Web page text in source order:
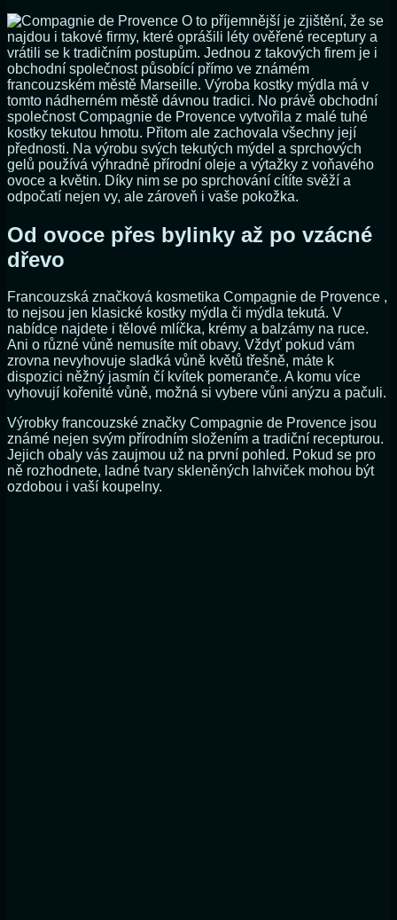
O to příjemnější je zjištění, že se
najdou i takové firmy, které oprášili léty ověřené receptury a
vrátili se k tradičním postupům. Jednou z takových firem je i
obchodní společnost působící přímo ve známém
francouzském městě Marseille. Výroba kostky mýdla má v
tomto nádherném městě dávnou tradici. No právě obchodní
společnost Compagnie de Provence vytvořila z malé tuhé
kostky tekutou hmotu. Přitom ale zachovala všechny její
přednosti. Na výrobu svých tekutých mýdel a sprchových
gelů používá výhradně přírodní oleje a výtažky z voňavého
ovoce a květin. Díky nim se po sprchování cítíte svěží a
odpočatí nejen vy, ale zároveň i vaše pokožka.
Od ovoce přes bylinky až po vzácné
dřevo
Francouzská značková kosmetika Compagnie de Provence ,
to nejsou jen klasické kostky mýdla či mýdla tekutá. V
nabídce najdete i tělové mlíčka, krémy a balzámy na ruce.
Ani o různé vůně nemusíte mít obavy. Vždyť pokud vám
zrovna nevyhovuje sladká vůně květů třešně, máte k
dispozici něžný jasmín čí kvítek pomeranče. A komu více
vyhovují kořenité vůně, možná si vybere vůni anýzu a pačuli.
Výrobky francouzské značky Compagnie de Provence jsou
známé nejen svým přírodním složením a tradiční recepturou.
Jejich obaly vás zaujmou už na první pohled. Pokud se pro
ně rozhodnete, ladné tvary skleněných lahviček mohou být
ozdobou i vaší koupelny.